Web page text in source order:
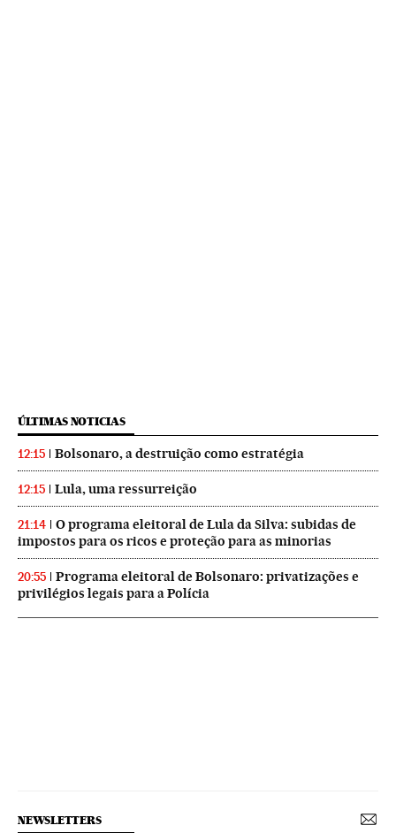
ÚLTIMAS NOTICIAS
12:15 Bolsonaro, a destruição como estratégia
12:15 Lula, uma ressurreição
21:14
O programa eleitoral de Lula da Silva: subidas de
impostos para os ricos e proteção para as minorias
20:55
Programa eleitoral de Bolsonaro: privatizações e
privilégios legais para a Polícia
NEWSLETTERS